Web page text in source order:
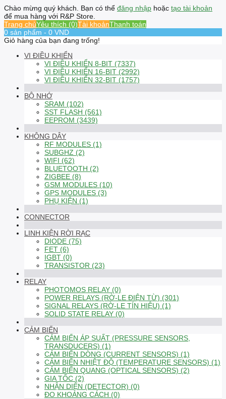
Chào mừng quý khách. Bạn có thể đăng nhập hoặc tạo tài khoản
để mua hàng với R&P Store.
Trang chủYêu thích (0)Tài khoảnThanh toán
0 sản phẩm - 0 VND
Giỏ hàng của bạn đang trống!
VI ĐIỀU KHIỂN
VI ĐIỀU KHIỂN 8-BIT (7337)
VI ĐIỀU KHIỂN 16-BIT (2992)
VI ĐIỀU KHIỂN 32-BIT (1757)
BỘ NHỚ
SRAM (102)
SST FLASH (561)
EEPROM (3439)
KHÔNG DÂY
RF MODULES (1)
SUBGHZ (2)
WIFI (62)
BLUETOOTH (2)
ZIGBEE (8)
GSM MODULES (10)
GPS MODULES (3)
PHỤ KIỆN (1)
CONNECTOR
LINH KIỆN RỜI RẠC
DIODE (75)
FET (6)
IGBT (0)
TRANSISTOR (23)
RELAY
PHOTOMOS RELAY (0)
POWER RELAYS (RỜ-LE ĐIỆN TỪ) (301)
SIGNAL RELAYS (RỜ-LE TÍN HIỆU) (1)
SOLID STATE RELAY (0)
CẢM BIẾN
CẢM BIẾN ÁP SUẤT (PRESSURE SENSORS,
TRANSDUCERS) (1)
CẢM BIẾN DÒNG (CURRENT SENSORS) (1)
CẢM BIẾN NHIỆT ĐỘ (TEMPERATURE SENSORS) (1)
CẢM BIẾN QUANG (OPTICAL SENSORS) (2)
GIA TỐC (2)
NHẬN DIỆN (DETECTOR) (0)
ĐO KHOẢNG CÁCH (0)